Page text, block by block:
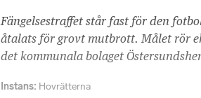
Fängelsestraffet står fast för den
åtalats för grovt mutbrott. Målet rör
det kommunala bolaget
Instans Hovrätterna